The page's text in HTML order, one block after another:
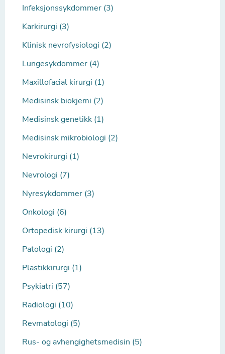
Infeksjonssykdommer (3)
Karkirurgi (3)
Klinisk nevrofysiologi (2)
Lungesykdommer (4)
Maxillofacial kirurgi (1)
Medisinsk biokjemi (2)
Medisinsk genetikk (1)
Medisinsk mikrobiologi (2)
Nevrokirurgi (1)
Nevrologi (7)
Nyresykdommer (3)
Onkologi (6)
Ortopedisk kirurgi (13)
Patologi (2)
Plastikkirurgi (1)
Psykiatri (57)
Radiologi (10)
Revmatologi (5)
Rus- og avhengighetsmedisin (5)